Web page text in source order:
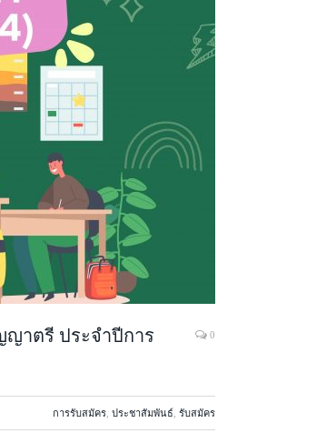
ญาตรี ประจำปีการ
0
การรับสมัคร ประชาสัมพันธ์ รับสมัคร